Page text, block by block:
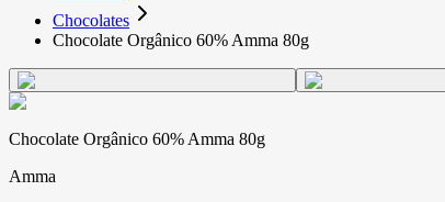
Chocolates
Chocolate Orgânico 60% Amma 80g
Chocolate Orgânico 60% Amma 80g
Amma